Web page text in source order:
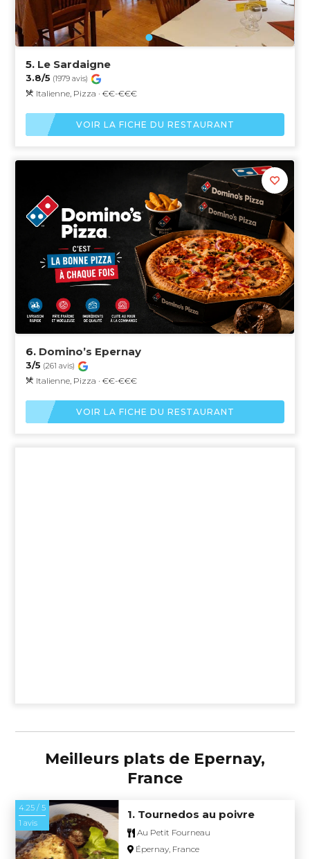
5. Le Sardaigne
3.8/5 (1979 avis)
Italienne, Pizza · €€-€€€
VOIR LA FICHE DU RESTAURANT
6. Domino’s Epernay
3/5 (261 avis)
Italienne, Pizza · €€-€€€
VOIR LA FICHE DU RESTAURANT
Meilleurs plats de Epernay,
France
4.25 / 5
1 avis
1. Tournedos au poivre
Au Petit Fourneau
Épernay, France